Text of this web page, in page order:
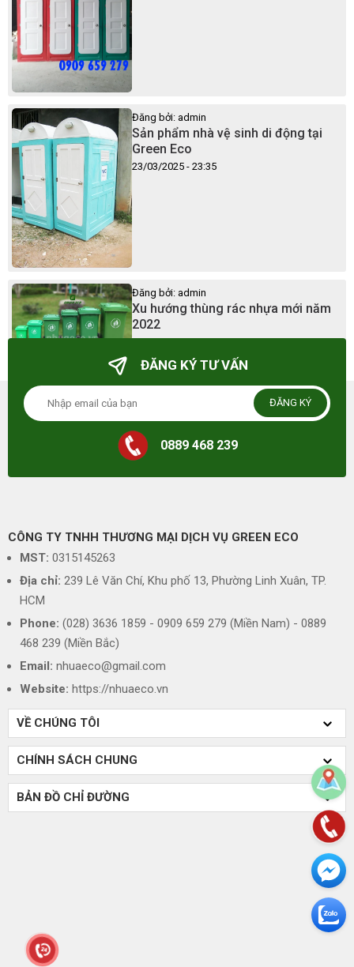
Đăng bởi: admin
Sản phẩm nhà vệ sinh di động tại
Green Eco
23/03/2025 - 23:35
Đăng bởi: admin
Xu hướng thùng rác nhựa mới năm
2022
23/03/2025 - 23:41
ĐĂNG KÝ TƯ VẤN
ĐĂNG KÝ
0889 468 239
CÔNG TY TNHH THƯƠNG MẠI DỊCH VỤ GREEN ECO
MST: 0315145263
Địa chỉ: 239 Lê Văn Chí, Khu phố 13, Phường Linh Xuân, TP.
HCM
Phone: (028) 3636 1859 - 0909 659 279 (Miền Nam) - 0889
468 239 (Miền Bắc)
Email: nhuaeco@gmail.com
Website: https://nhuaeco.vn
VỀ CHÚNG TÔI
CHÍNH SÁCH CHUNG
BẢN ĐỒ CHỈ ĐƯỜNG